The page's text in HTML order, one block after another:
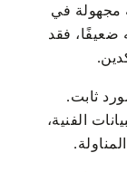
مجهولة في
ضعيفًا، فقد
ثابت.
الفنية،